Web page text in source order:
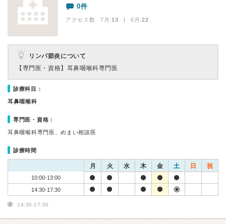
0件
アクセス数 7月:13 | 6月:22
リンパ節炎について
【専門医・資格】 耳鼻咽喉科専門医
診療科目：
耳鼻咽喉科
専門医・資格：
耳鼻咽喉科専門医、めまい相談医
診療時間
月 火 水 木 金 土 日 祝
10:00-13:00
14:30-17:30
14:30-17:00